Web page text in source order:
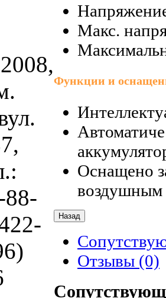
Макс.
Функции и
Оснащено
воздушным
Отзывы (0)
88-